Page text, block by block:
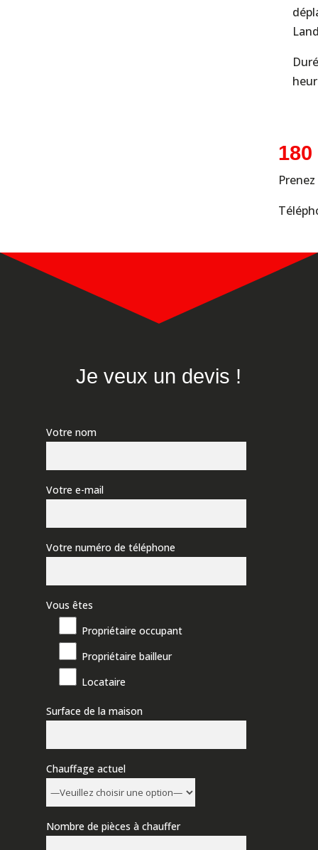
Je veux un devis !
Votre nom
Votre e-mail
Votre numéro de téléphone
Vous êtes
Propriétaire occupant
Propriétaire bailleur
Locataire
Surface de la maison
Chauffage actuel
Nombre de pièces à chauffer